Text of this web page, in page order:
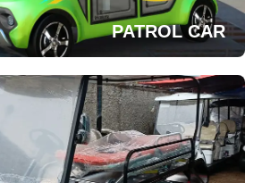
PATROL CAR